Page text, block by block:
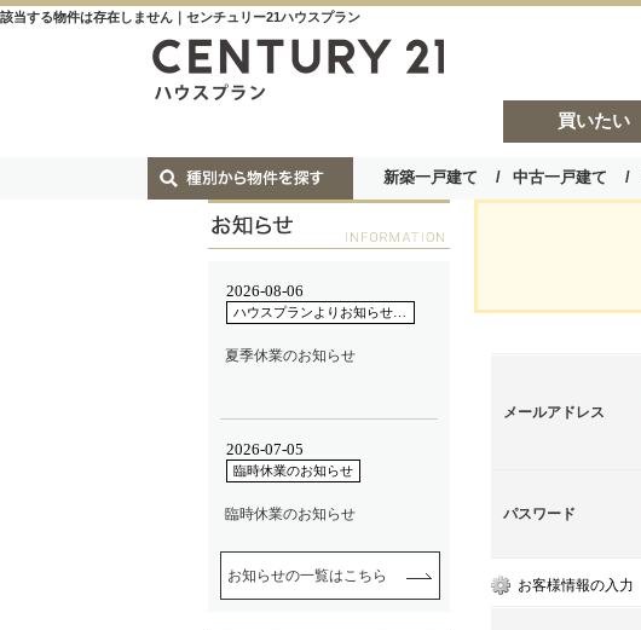
該当する物件は存在しません｜センチュリー21ハウスプラン
買いたい
新築一戸建て 中古一戸建て
メールアドレス
パスワード
お客様情報の入力
お知らせの一覧はこちら